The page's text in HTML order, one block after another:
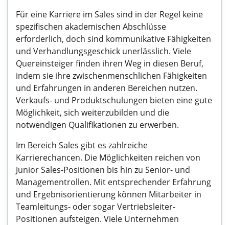
Für eine Karriere im Sales sind in der Regel keine
spezifischen akademischen Abschlüsse
erforderlich, doch sind kommunikative Fähigkeiten
und Verhandlungsgeschick unerlässlich. Viele
Quereinsteiger finden ihren Weg in diesen Beruf,
indem sie ihre zwischenmenschlichen Fähigkeiten
und Erfahrungen in anderen Bereichen nutzen.
Verkaufs- und Produktschulungen bieten eine gute
Möglichkeit, sich weiterzubilden und die
notwendigen Qualifikationen zu erwerben.
Im Bereich Sales gibt es zahlreiche
Karrierechancen. Die Möglichkeiten reichen von
Junior Sales-Positionen bis hin zu Senior- und
Managementrollen. Mit entsprechender Erfahrung
und Ergebnisorientierung können Mitarbeiter in
Teamleitungs- oder sogar Vertriebsleiter-
Positionen aufsteigen. Viele Unternehmen